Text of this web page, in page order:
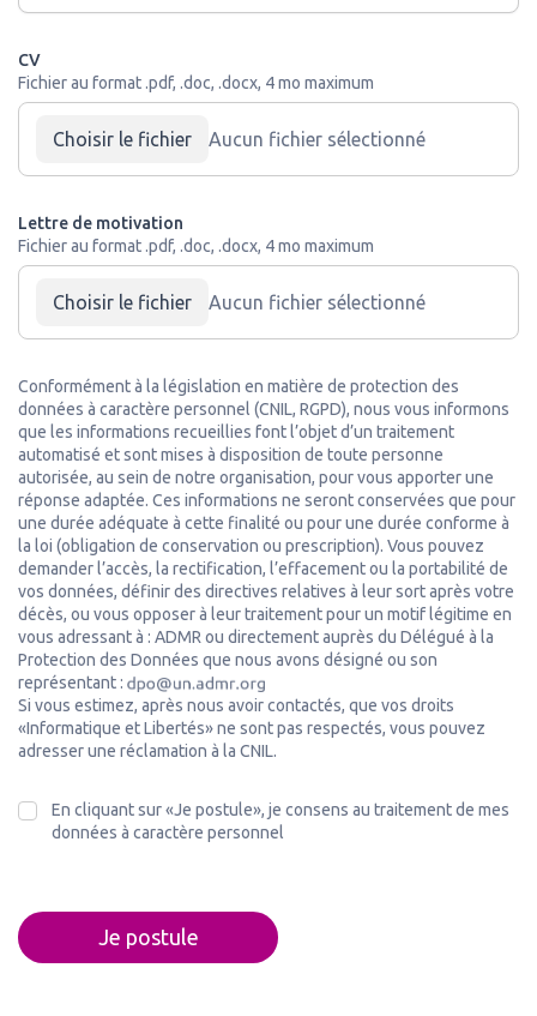
CV
Fichier au format .pdf, .doc, .docx, 4 mo maximum
Choisir le fichier
Lettre de motivation
Fichier au format .pdf, .doc, .docx, 4 mo maximum
Choisir le fichier
Conformément à la législation en matière de protection des
données à caractère personnel (CNIL, RGPD), nous vous informons
que les informations recueillies font l’objet d’un traitement
automatisé et sont mises à disposition de toute personne
autorisée, au sein de notre organisation, pour vous apporter une
réponse adaptée. Ces informations ne seront conservées que pour
une durée adéquate à cette finalité ou pour une durée conforme à
la loi (obligation de conservation ou prescription). Vous pouvez
demander l’accès, la rectification, l’effacement ou la portabilité de
vos données, définir des directives relatives à leur sort après votre
décès, ou vous opposer à leur traitement pour un motif légitime en
vous adressant à : ADMR ou directement auprès du Délégué à la
Protection des Données que nous avons désigné ou son
représentant :
Si vous estimez, après nous avoir contactés, que vos droits
«Informatique et Libertés» ne sont pas respectés, vous pouvez
adresser une réclamation à la CNIL.
En cliquant sur «Je postule», je consens au traitement de mes
données à caractère personnel
Je postule